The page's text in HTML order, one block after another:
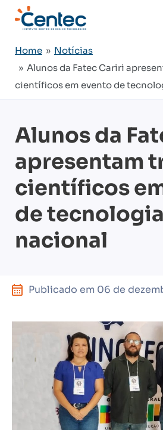
Home » Notícias
» Alunos da Fatec Cariri
científicos em evento de
Alunos da
apresentam
científicos
de tecnologia
nacional
Publicado em 06 de